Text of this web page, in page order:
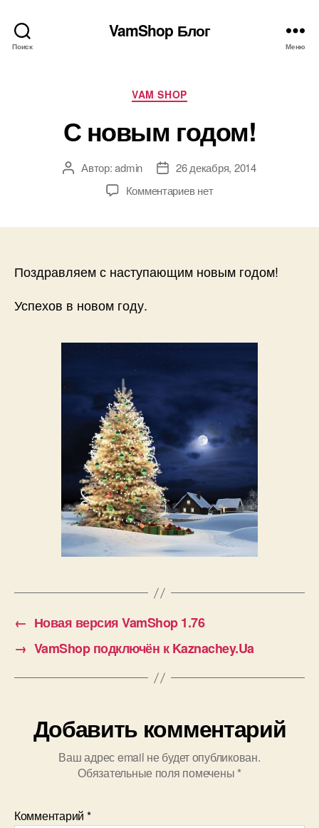
Поиск
VamShop Блог
Меню
Рубрики
VAM SHOP
С новым годом!
АвторАвтор:admin
Дата26 декабря, 2014
Комментариевк
нет
Поздравляем с наступающим новым годом!
Успехов в новом году.
← Новая версия VamShop 1.76
→ VamShop подключён к Kaznachey.Ua
Добавить комментарий
Ваш адрес email не будет опубликован.
Обязательные поля помечены *
Комментарий *